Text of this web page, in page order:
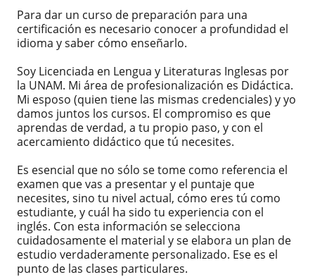
Para dar un curso de preparación para una
certificación es necesario conocer a profundidad el
idioma y saber cómo enseñarlo.
Soy Licenciada en Lengua y Literaturas Inglesas por
la UNAM. Mi área de profesionalización es Didáctica.
Mi esposo (quien tiene las mismas credenciales) y yo
damos juntos los cursos. El compromiso es que
aprendas de verdad, a tu propio paso, y con el
acercamiento didáctico que tú necesites.
Es esencial que no sólo se tome como referencia el
examen que vas a presentar y el puntaje que
necesites, sino tu nivel actual, cómo eres tú como
estudiante, y cuál ha sido tu experiencia con el
inglés. Con esta información se selecciona
cuidadosamente el material y se elabora un plan de
estudio verdaderamente personalizado. Ese es el
punto de las clases particulares.